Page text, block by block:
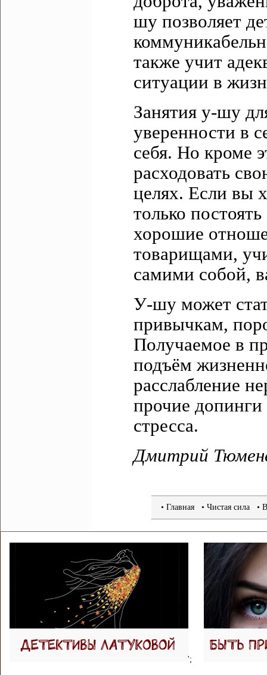
шу позволяет
также учит
ситуации в
Занятия у-шу
уверенности в
себя. Но кроме
расходовать
целях. Если вы
только
хорошие
товарищами,
самими собой,
У-шу может
привычкам,
Получаемое в
подъём
расслабление
прочие допинги
стресса.
Дмитрий
• Главная • Чистая сила •
';